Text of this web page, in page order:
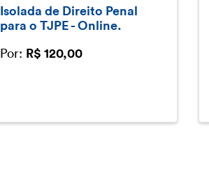
Isolada de Direito Penal
para o TJPE - Online.
Por: R$ 120,00